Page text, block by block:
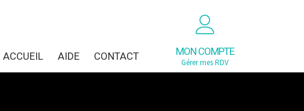
MON COMPTE
Gérer mes RDV
ACCUEIL AIDE CONTACT